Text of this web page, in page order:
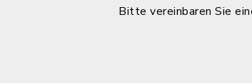
Bitte vereinbaren Sie